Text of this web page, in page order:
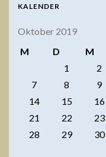
KALENDER
Oktober 2019
M
D M
1
2
7
8 9
14
15 16
21
22 23
28
29 30